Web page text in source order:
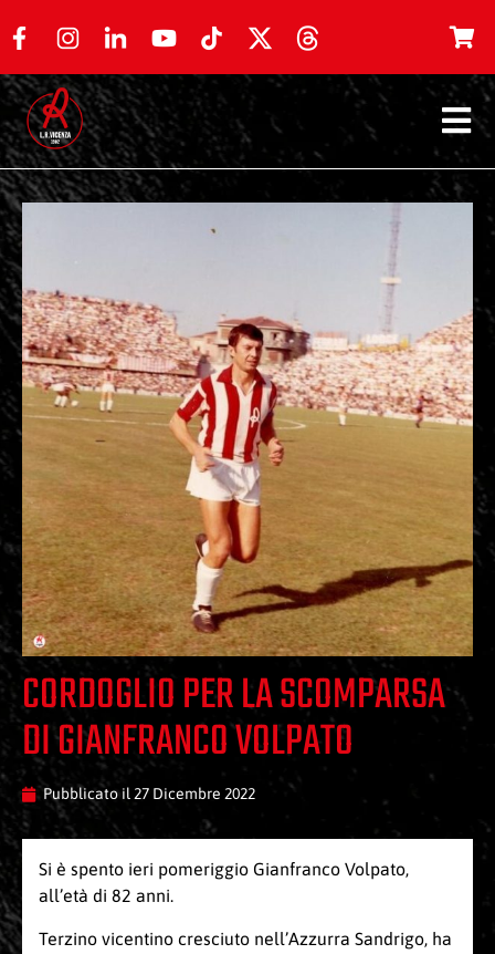
CORDOGLIO PER LA SCOMPARSA
DI GIANFRANCO VOLPATO
Pubblicato il 27 Dicembre 2022
Si è spento ieri pomeriggio Gianfranco Volpato,
all’età di 82 anni.
Terzino vicentino cresciuto nell’Azzurra Sandrigo, ha